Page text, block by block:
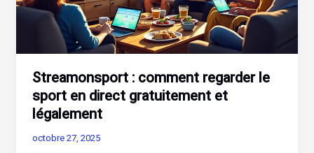
Streamonsport : comment regarder le
sport en direct gratuitement et
légalement
octobre 27, 2025